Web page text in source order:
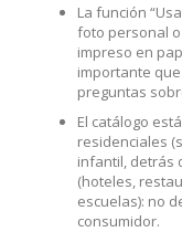
La función
foto personal
impreso en
importante
preguntas
El catálogo
residenciales
infantil, detrás
(hoteles,
escuelas): no
consumidor.